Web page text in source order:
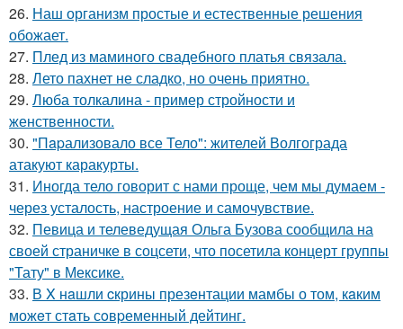
26. Наш организм простые и естественные решения
обожает.
27. Плед из маминого свадебного платья связала.
28. Лето пахнет не сладко, но очень приятно.
29. Люба толкалина - пример стройности и
женственности.
30. "Пapализовало все Тело": жителей Волгограда
атакуют каракурты.
31. Иногда тело говорит с нами проще, чем мы думаем -
через усталость, настроение и самочувствие.
32. Певица и телеведущая Ольга Бузова сообщила на
своей страничке в соцсети, что посетила концерт группы
"Тату" в Мексике.
33. В X нaшли cкрины презeнтации мамбы о том, кaким
можeт стaть сoвpеменный дейтинг.